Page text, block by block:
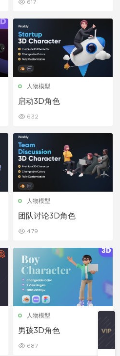
617
人物模型
启动3D角色
632
人物模型
团队讨论3D角色
479
人物模型
男孩3D角色
687